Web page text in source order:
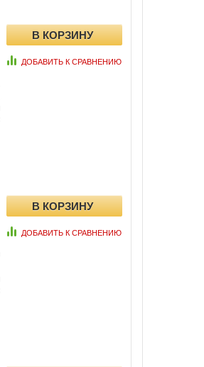
ДОБАВИТЬ К СРАВНЕНИЮ
ДОБАВИТЬ К СРАВНЕНИЮ